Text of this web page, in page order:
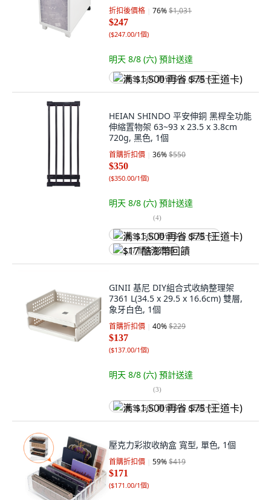
折扣後價格 76%$1,031
$247
($247.00/1個)
明天 8/8 (六) 預計送達
满 $1,500 再省 $75 (王道卡)
HEIAN SHINDO 平安伸銅 黑桿全功能
伸縮置物架 63~93 x 23.5 x 3.8cm
720g, 黑色, 1個
首購折扣價 36%$550
$350
($350.00/1個)
明天 8/8 (六) 預計送達
(4)
满 $1,500 再省 $75 (王道卡)
$17 酷澎幣回饋
GINII 基尼 DIY組合式收納整理架
7361 L(34.5 x 29.5 x 16.6cm) 雙層,
象牙白色, 1個
首購折扣價 40%$229
$137
($137.00/1個)
明天 8/8 (六) 預計送達
(3)
满 $1,500 再省 $75 (王道卡)
壓克力彩妝收納盒 寬型, 單色, 1個
首購折扣價 59%$419
$171
($171.00/1個)